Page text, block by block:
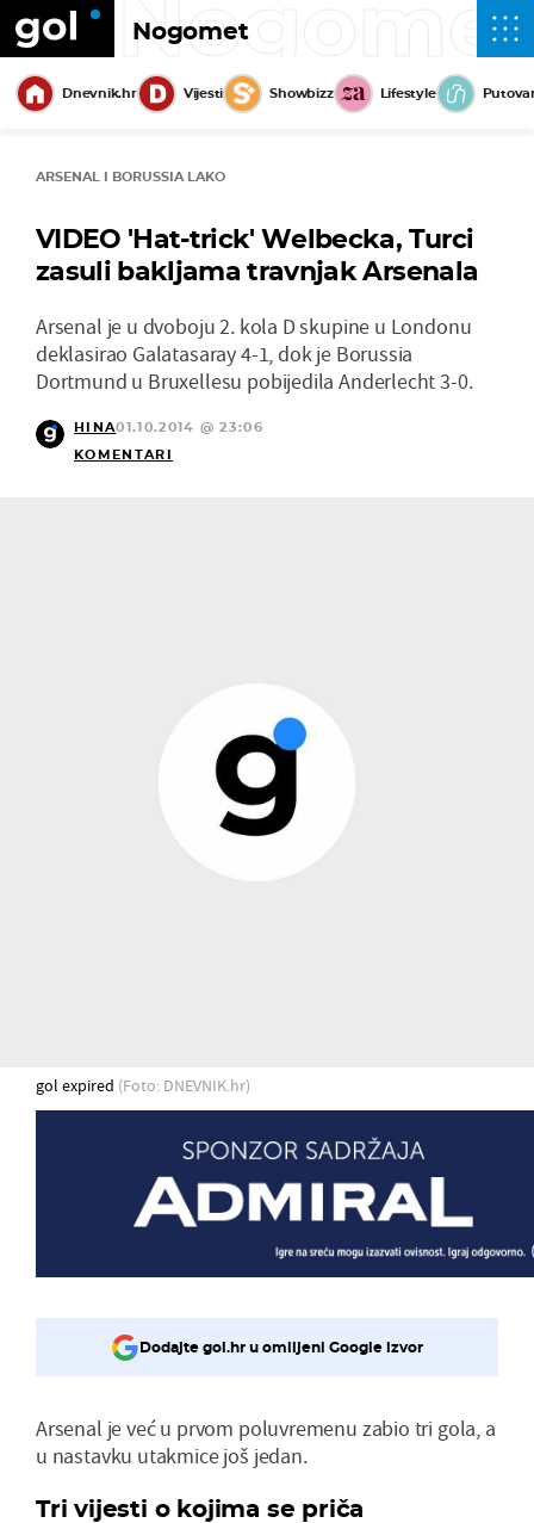
Nogomet
Dnevnik.hr Vijesti Showbizz Lifestyle
ARSENAL I BORUSSIA LAKO
VIDEO 'Hat-trick' Welbecka, Turci
zasuli bakljama travnjak Arsenala
Arsenal je u dvoboju 2. kola D skupine u Londonu
deklasirao Galatasaray 4-1, dok je Borussia
Dortmund u Bruxellesu pobijedila Anderlecht 3-0.
HINA01.10.2014 @ 23:06
KOMENTARI
gol expired (Foto: DNEVNIK.hr)
Dodajte gol.hr u omiljeni Google izvor
Arsenal je već u prvom poluvremenu zabio tri gola, a
u nastavku utakmice još jedan.
Tri vijesti o kojima se priča